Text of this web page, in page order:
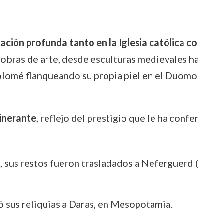
profunda tanto en la Iglesia católica
de arte, desde esculturas medievales
flanqueando su propia piel en el
, reflejo del prestigio que le ha
sus restos fueron trasladados a Neferguerd
reliquias a Daras, en Mesopotamia.